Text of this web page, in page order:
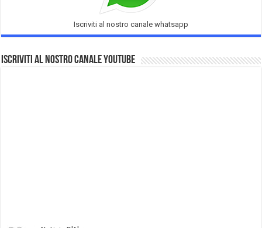
Iscriviti al nostro canale whatsapp
Iscriviti al nostro Canale Youtube